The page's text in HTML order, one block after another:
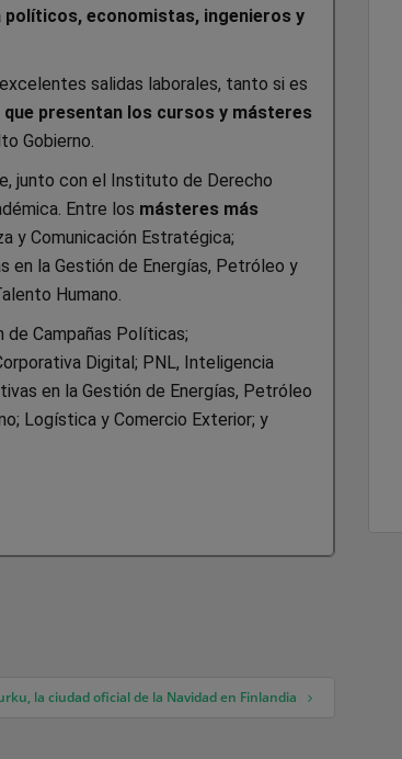
economistas, ingenieros y
salidas laborales, tanto si es
que presentan los cursos y másteres
Gobierno.
junto con el Instituto de Derecho
Entre los másteres más
y Comunicación Estratégica;
en la Gestión de Energías, Petróleo y
Humano.
de Campañas Políticas;
Digital; PNL, Inteligencia
en la Gestión de Energías, Petróleo
Logística y Comercio Exterior; y
la ciudad oficial de la Navidad en Finlandia